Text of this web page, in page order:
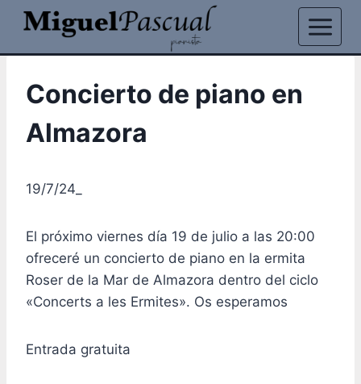
Saltar
contenido
Concierto de piano en
Almazora
19/7/24_
El próximo viernes día 19 de julio a las 20:00
ofreceré un concierto de piano en la ermita
Roser de la Mar de Almazora dentro del ciclo
«Concerts a les Ermites». Os esperamos
Entrada gratuita